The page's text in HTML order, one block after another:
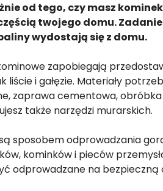
od tego, czy masz
twojego domu.
wydostają się z domu.
zapobiegają
liście i gałęzie. Materiały
zaprawa cementowa,
także narzędzi murarskich.
sposobem odprowadzania
kominków i pieców
odprowadzane na bezpieczną